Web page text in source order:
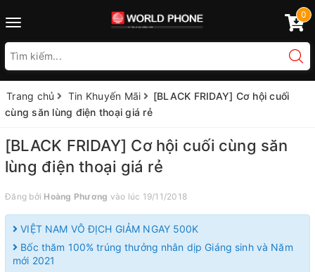
Toggle
0
Trang chủ Tin Khuyến Mãi
[BLACK FRIDAY] Cơ hội cuối
cùng săn lùng điện thoại giá rẻ
[BLACK FRIDAY] Cơ hội cuối cùng săn
lùng điện thoại giá rẻ
Đăng bởi Hoàng Phương vào lúc 19/11/2018
VIỆT NAM VÔ ĐỊCH GIẢM NGAY 500K
Bốc thăm 100% trúng thưởng nhân dịp Giáng sinh và Năm
mới 2021